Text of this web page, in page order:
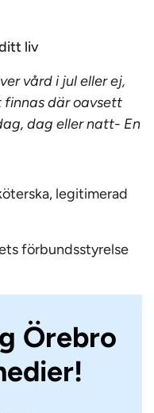
liv
vård i jul eller ej,
finnas där oavsett
dag eller natt- En
legitimerad
förbundsstyrelse
Örebro